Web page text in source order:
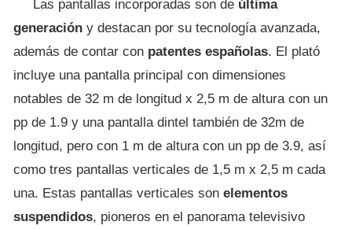
Las pantallas incorporadas son de última
generación y destacan por su tecnología avanzada,
además de contar con patentes españolas. El plató
incluye una pantalla principal con dimensiones
notables de 32 m de longitud x 2,5 m de altura con un
pp de 1.9 y una pantalla dintel también de 32m de
longitud, pero con 1 m de altura con un pp de 3.9, así
como tres pantallas verticales de 1,5 m x 2,5 m cada
una. Estas pantallas verticales son elementos
suspendidos, pioneros en el panorama televisivo